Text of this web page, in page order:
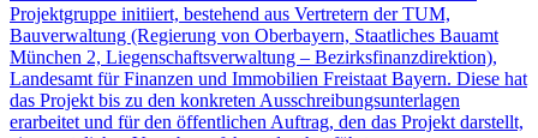
Projektgruppe initiiert, bestehend aus Vertretern der TUM,
Bauverwaltung (Regierung von Oberbayern, Staatliches Bauamt
München 2, Liegenschaftsverwaltung – Bezirksfinanzdirektion),
Landesamt für Finanzen und Immobilien Freistaat Bayern. Diese hat
das Projekt bis zu den konkreten Ausschreibungsunterlagen
erarbeitet und für den öffentlichen Auftrag, den das Projekt darstellt,